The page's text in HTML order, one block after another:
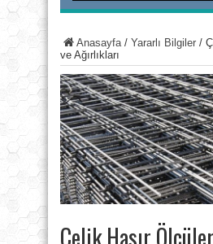
Anasayfa/ Yararlı Bilgiler /
ve Ağırlıkları
Çelik Hasır